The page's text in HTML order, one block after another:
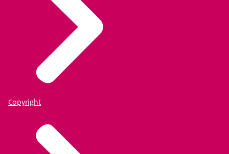
Copyright